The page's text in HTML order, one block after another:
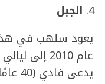
الجبل
يعود سلهب في هذا
عام 2010